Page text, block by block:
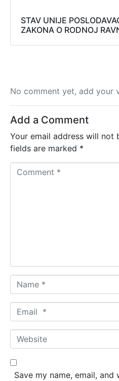
STAV UNIJE
ZAKONA O RODNOJ
No comment yet, add your
Add a Comment
Your email address will not
fields are marked *
a
m
*
m
a
*
W
e
b
Save my name, email,